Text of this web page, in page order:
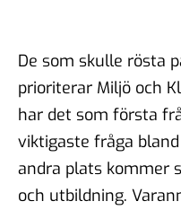
De som skulle rösta
prioriterar Miljö och
har det som första
viktigaste fråga
andra plats kommer
och utbildning.